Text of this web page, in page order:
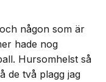
någon som är
hade nog
Hursomhelst så
de två plagg jag